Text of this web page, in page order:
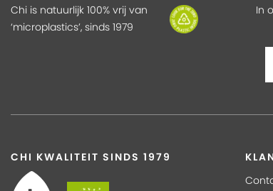
Chi is natuurlijk 100% vrij van
‘microplastics’, sinds 1979
In
CHI KWALITEIT SINDS 1979